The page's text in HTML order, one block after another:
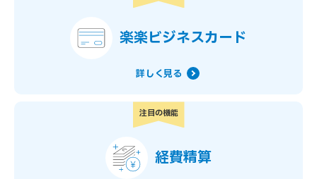
楽楽ビジネスカード
詳しく見る
注目の機能
経費精算